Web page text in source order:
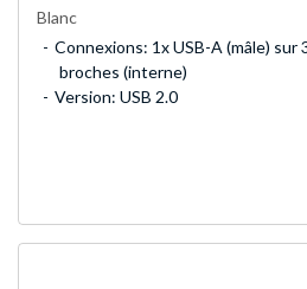
Blanc
Connexions: 1x USB-A (mâle) sur
broches (interne)
Version: USB 2.0